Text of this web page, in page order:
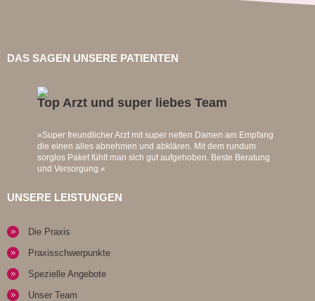
DAS SAGEN UNSERE PATIENTEN
Top Arzt und super liebes Team
»Super freundlicher Arzt mit super netten Damen am Empfang
die einen alles abnehmen und abklären. Mit dem rundum
sorglos Paket fühlt man sich gut aufgehoben. Beste Beratung
und Versorgung.«
UNSERE LEISTUNGEN
Die Praxis
Praxisschwerpunkte
Spezielle Angebote
Unser Team